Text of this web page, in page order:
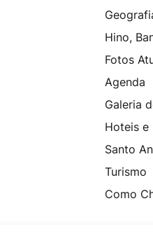
Hino,
Fotos
Agenda
Galeria
Hoteis e
Santo
Turismo
Como